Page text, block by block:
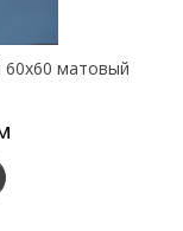
60х60 матовый